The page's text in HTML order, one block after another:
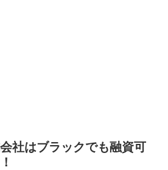
社はブラックでも融資可